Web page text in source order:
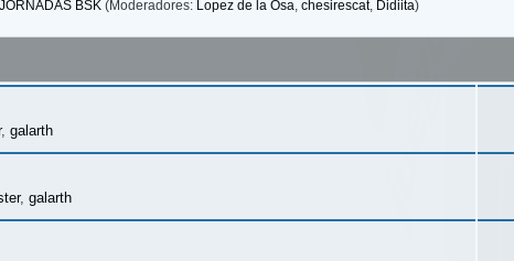
JORNADAS BSK (Moderadores: Lopez de la Osa ,chesirescat, Didiita)
,galarth
,galarth